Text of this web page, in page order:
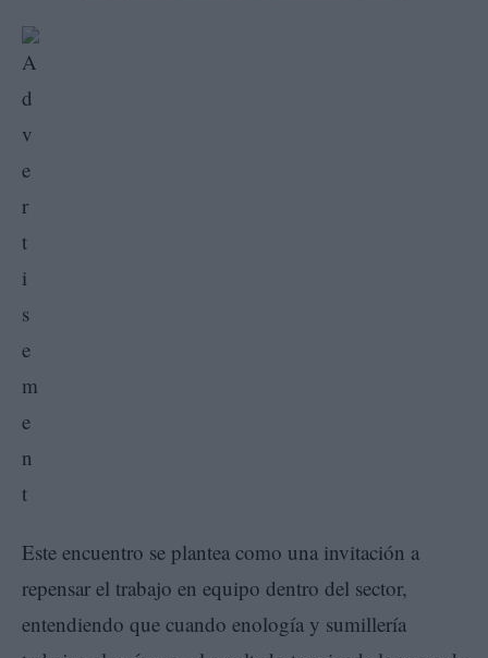
Este encuentro se plantea como una invitación a
repensar el trabajo en equipo dentro del sector,
entendiendo que cuando enología y sumillería